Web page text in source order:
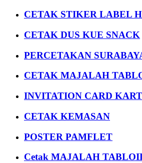
CETAK STIKER LABEL
CETAK DUS KUE SNACK
PERCETAKAN
CETAK MAJALAH
INVITATION CARD
CETAK KEMASAN
POSTER PAMFLET
Cetak MAJALAH